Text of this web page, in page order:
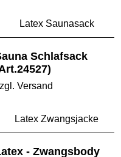
Schlafsack
Versand
- Zwangsbody